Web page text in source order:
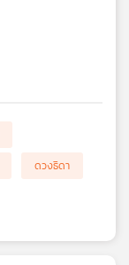
ดวงธิดา